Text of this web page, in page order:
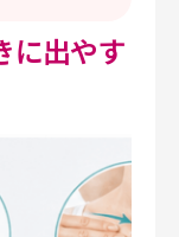
に出やす